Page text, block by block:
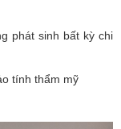
phát sinh bất kỳ chi
tính thẩm mỹ